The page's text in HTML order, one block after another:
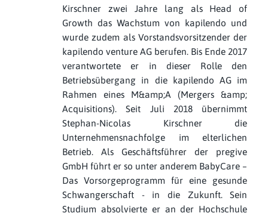
Kirschner zwei Jahre lang als Head of
Growth das Wachstum von kapilendo und
wurde zudem als Vorstandsvorsitzender der
kapilendo venture AG berufen. Bis Ende 2017
verantwortete er in dieser Rolle den
Betriebsübergang in die kapilendo AG im
Rahmen eines M&amp;A (Mergers &amp;
Acquisitions). Seit Juli 2018 übernimmt
Stephan-Nicolas Kirschner die
Unternehmensnachfolge im elterlichen
Betrieb. Als Geschäftsführer der pregive
GmbH führt er so unter anderem BabyCare –
Das Vorsorgeprogramm für eine gesunde
Schwangerschaft - in die Zukunft. Sein
Studium absolvierte er an der Hochschule